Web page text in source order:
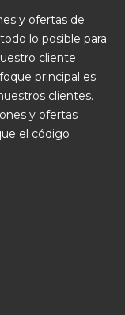
y ofertas de
lo posible para
cliente
principal es
clientes.
y ofertas
el código